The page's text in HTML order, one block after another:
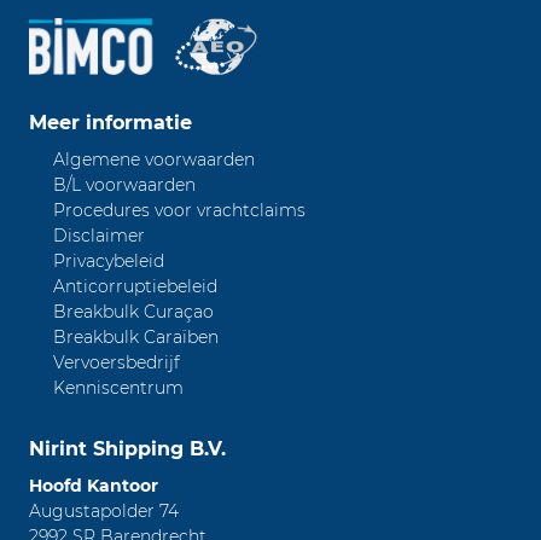
Meer informatie
Algemene voorwaarden
B/L voorwaarden
Procedures voor vrachtclaims
Disclaimer
Privacybeleid
Anticorruptiebeleid
Breakbulk Curaçao
Breakbulk Caraïben
Vervoersbedrijf
Kenniscentrum
Nirint Shipping B.V.
Hoofd Kantoor
Augustapolder 74